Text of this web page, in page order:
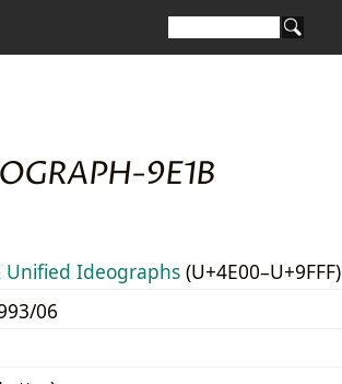
9E1B
Unified Ideographs (U+4E00–U+9FFF)
06